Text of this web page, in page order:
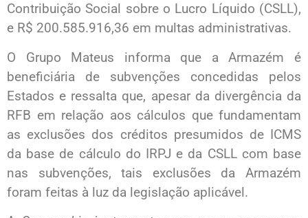
Contribuição Social sobre o Lucro Líquido (CSLL),
e R$ 200.585.916,36 em multas administrativas.
O Grupo Mateus informa que a Armazém é
beneficiária de subvenções concedidas pelos
Estados e ressalta que, apesar da divergência da
RFB em relação aos cálculos que fundamentam
as exclusões dos créditos presumidos de ICMS
da base de cálculo do IRPJ e da CSLL com base
nas subvenções, tais exclusões da Armazém
foram feitas à luz da legislação aplicável.